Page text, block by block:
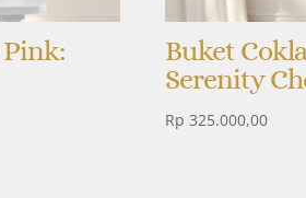
Buket
Serenity
Rp 325.000,00